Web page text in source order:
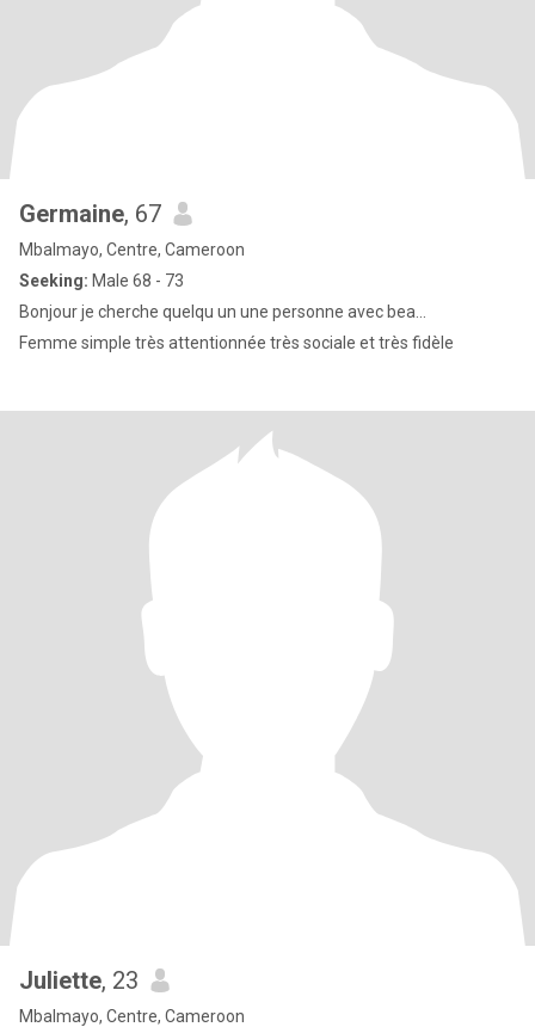
Germaine, 67
Mbalmayo, Centre, Cameroon
Seeking: Male 68 - 73
Bonjour je cherche quelqu un une personne avec bea...
Femme simple très attentionnée très sociale et très fidèle
Juliette, 23
Mbalmayo, Centre, Cameroon